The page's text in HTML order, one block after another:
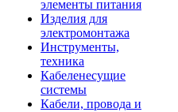
элементы питания
Изделия для
электромонтажа
Инструменты,
техника
Кабеленесущие
системы
Кабели, провода и